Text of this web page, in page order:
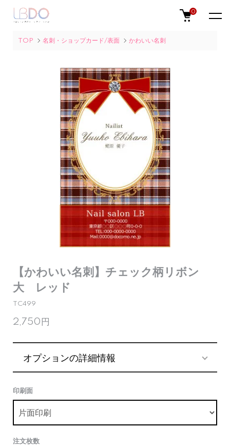
0
TOP 名刺・ショップカード/表面 かわいい名刺
【かわいい名刺】チェック柄リボン
大 レッド
TC499
2,750円
オプションの詳細情報
印刷面
注文枚数